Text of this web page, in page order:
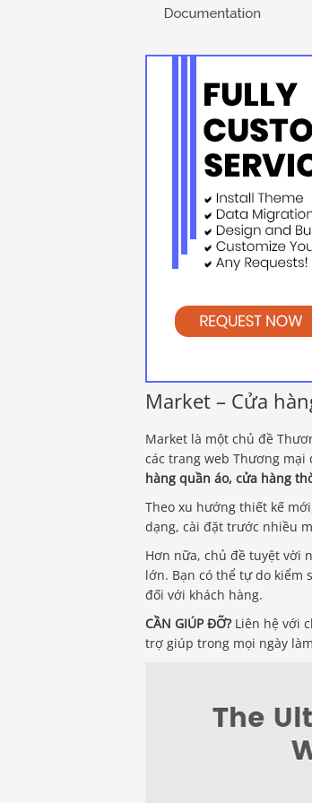
Market – Cửa
Market là một chủ đề
các trang web Thương
hàng quần áo, cửa hàng
Theo xu hướng thiết kế
dạng, cài đặt trước nhiều
Hơn nữa, chủ đề tuyệt vời
lớn. Bạn có thể tự do kiểm
đối với khách hàng.
CẦN GIÚP ĐỠ?Liên hệ với
trợ giúp trong mọi ngày